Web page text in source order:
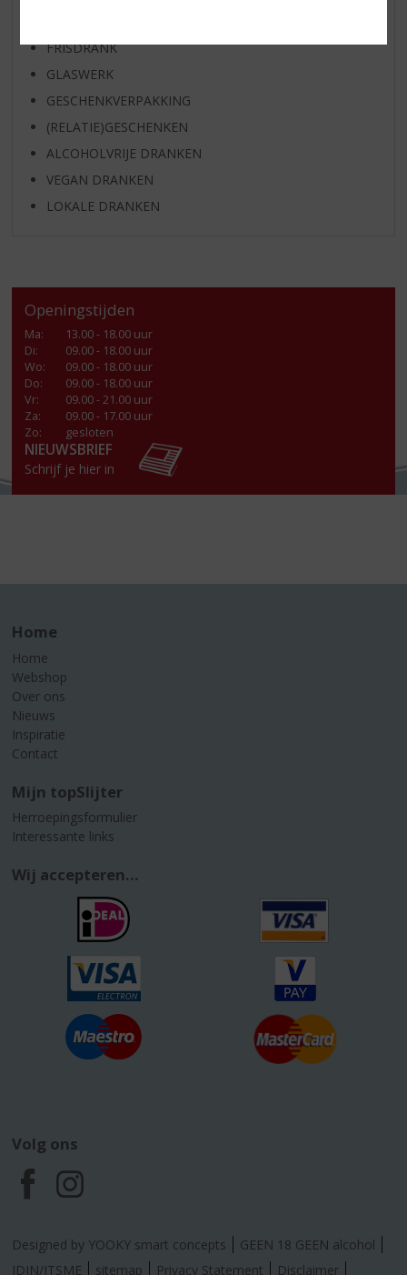
FRISDRANK
GLASWERK
GESCHENKVERPAKKING
(RELATIE)GESCHENKEN
ALCOHOLVRIJE DRANKEN
VEGAN DRANKEN
LOKALE DRANKEN
Openingstijden
Ma:
13.00 - 18.00 uur
Di:
09.00 - 18.00 uur
Wo:
09.00 - 18.00 uur
Do:
09.00 - 18.00 uur
Vr:
09.00 - 21.00 uur
Za:
09.00 - 17.00 uur
Zo:
gesloten
NIEUWSBRIEF
Schrijf je hier in
Home
Home
Webshop
Over ons
Nieuws
Inspiratie
Contact
Mijn topSlijter
Herroepingsformulier
Interessante links
Wij accepteren...
Volg ons
F
a
I
n
Designed by YOOKY smart concepts
GEEN 18 GEEN alcohol
IDIN/ITSME
sitemap Privacy Statement Disclaimer